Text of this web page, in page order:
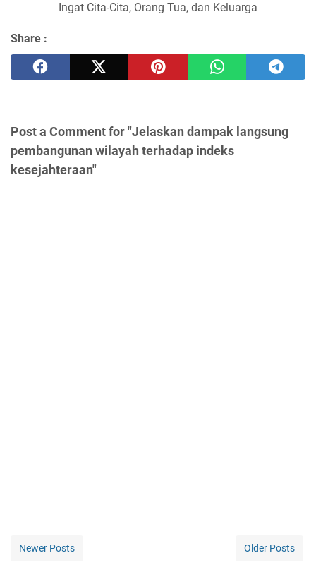
Ingat Cita-Cita, Orang Tua, dan Keluarga
Share :
Post a Comment for "Jelaskan dampak langsung
pembangunan wilayah terhadap indeks
kesejahteraan"
Newer Posts Older Posts